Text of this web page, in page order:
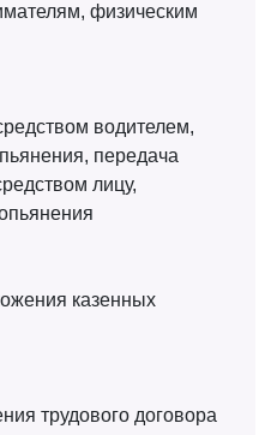
физическим
водителем,
передача
лицу,
казенных
трудового договора